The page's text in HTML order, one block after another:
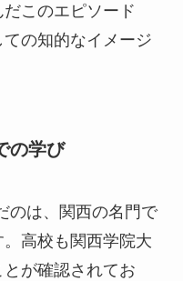
このエピソード
の知的なイメージ
の学び
のは、関西の名門で
。高校も関西学院大
が確認されてお